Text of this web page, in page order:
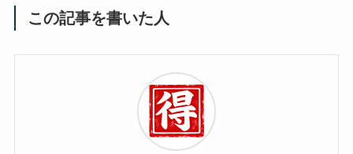
この記事を書いた人